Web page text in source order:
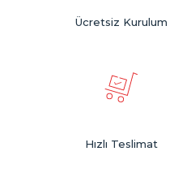
Ücretsiz Kurulum
Hızlı Teslimat